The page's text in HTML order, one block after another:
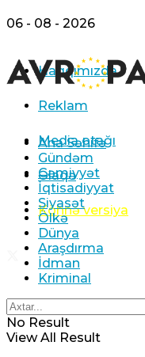
06 - 08 - 2026
Haqqımızda
Reklam
Media otağı
Əlaqə
Köhnə versiya
Ana Səhifə
Gündəm
Cəmiyyət
İqtisadiyyat
Siyasət
Ölkə
Dünya
Araşdırma
İdman
Kriminal
No Result
View All Result